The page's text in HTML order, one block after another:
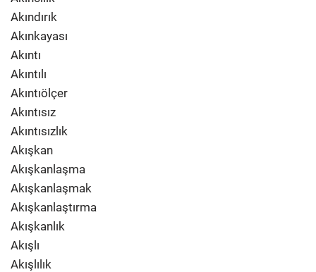
Akındırık
Akınkayası
Akıntı
Akıntılı
Akıntıölçer
Akıntısız
Akıntısızlık
Akışkan
Akışkanlaşma
Akışkanlaşmak
Akışkanlaştırma
Akışkanlık
Akışlı
Akışlılık